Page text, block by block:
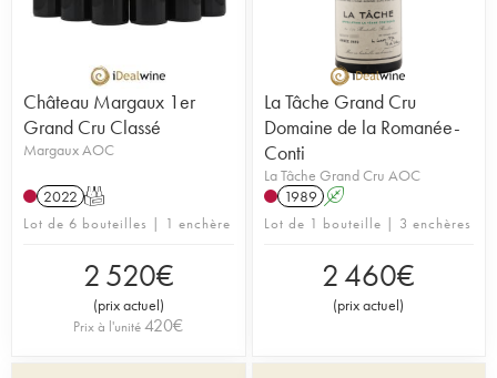
Château Margaux 1er
Grand Cru Classé
Margaux AOC
2022 T
Lot de 6 bouteilles | 1 enchère
2 520€
(prix actuel)
Prix à l'unité420€
La Tâche Grand Cru
Domaine de la Romanée-
Conti
La Tâche Grand Cru AOC
1989 A
Lot de 1 bouteille | 3 enchères
2 460€
(prix actuel)